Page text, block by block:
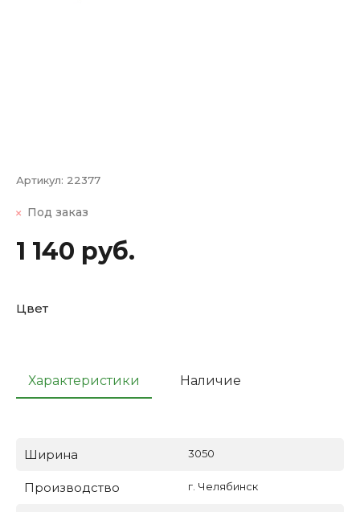
Артикул: 22377
Под заказ
1 140 руб.
Цвет
Характеристики Наличие
Ширина 3050
Производство г. Челябинск